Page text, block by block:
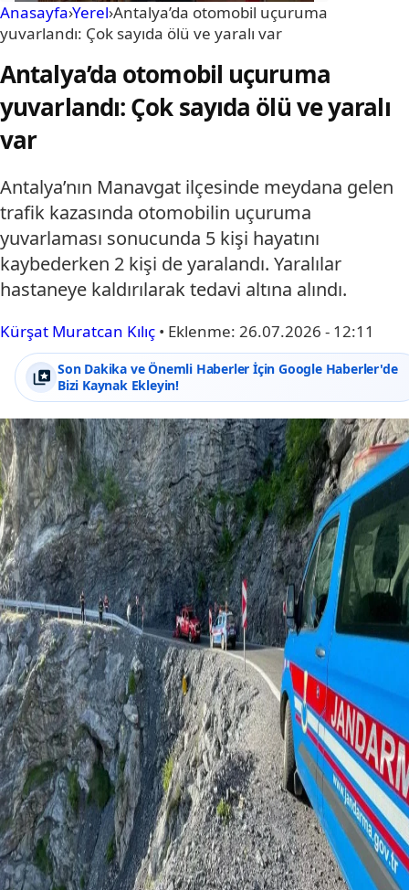
Anasayfa›Yerel›Antalya’da otomobil uçuruma
yuvarlandı: Çok sayıda ölü ve yaralı var
Antalya’da otomobil uçuruma
yuvarlandı: Çok sayıda ölü ve yaralı
var
Antalya’nın Manavgat ilçesinde meydana gelen
trafik kazasında otomobilin uçuruma
yuvarlaması sonucunda 5 kişi hayatını
kaybederken 2 kişi de yaralandı. Yaralılar
hastaneye kaldırılarak tedavi altına alındı.
Kürşat Muratcan Kılıç • Eklenme: 26.07.2026 - 12:11
Son Dakika ve Önemli Haberler İçin Google Haberler'de
Bizi Kaynak Ekleyin!